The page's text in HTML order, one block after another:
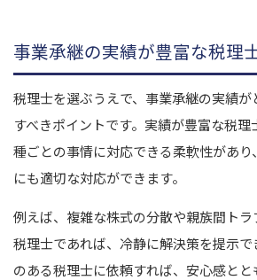
事業承継の実績が豊富な税理
税理士を選ぶうえで、事業承継の実績
すべきポイントです。 実績が豊富な税理
種ごとの事情に対応できる柔軟性があ
にも適切な対応ができます。
例えば、複雑な株式の分散や親族間トラ
税理士であれば、冷静に解決策を提示で
のある税理士に依頼すれば、安心感と